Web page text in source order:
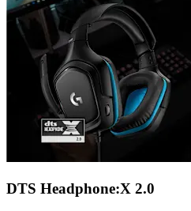
DTS Headphone:X 2.0